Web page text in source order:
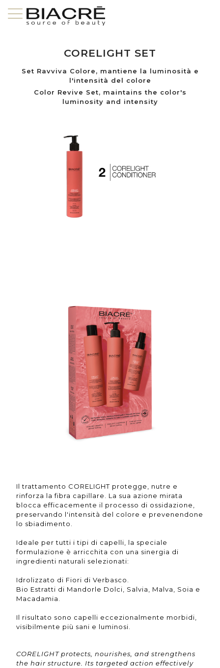
CORELIGHT SET
Set Ravviva Colore, mantiene la luminosità e
l'intensità del colore
Color Revive Set, maintains the color's
luminosity and intensity
Il trattamento CORELIGHT protegge, nutre e
rinforza la fibra capillare. La sua azione mirata
blocca efficacemente il processo di ossidazione,
preservando l'intensità del colore e prevenendone
lo sbiadimento.
Ideale per tutti i tipi di capelli, la speciale
formulazione è arricchita con una sinergia di
ingredienti naturali selezionati:
Idrolizzato di Fiori di Verbasco.
Bio Estratti di Mandorle Dolci, Salvia, Malva, Soia e
Macadamia.
Il risultato sono capelli eccezionalmente morbidi,
visibilmente più sani e luminosi.
CORELIGHT protects, nourishes, and strengthens
the hair structure. Its targeted action effectively